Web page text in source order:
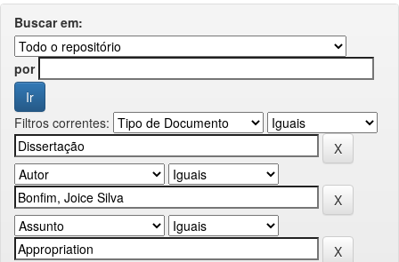
Buscar em:
por
Filtros correntes: